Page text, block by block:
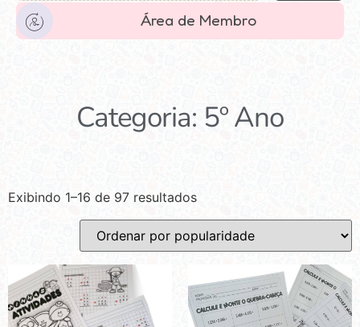
Área de Membro
Categoria: 5º Ano
Exibindo 1–16 de 97 resultados